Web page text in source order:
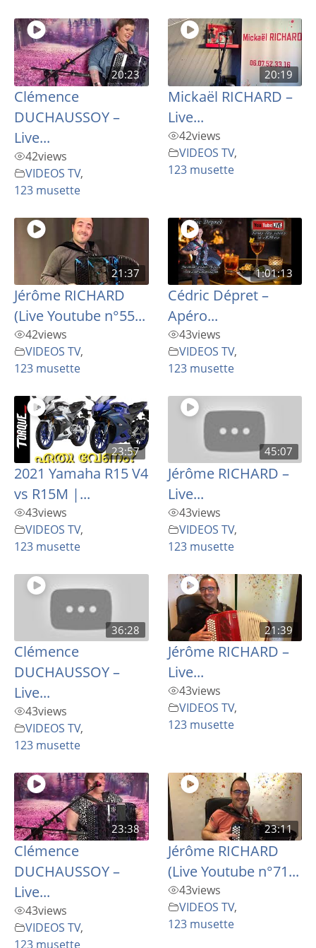
20:23
Clémence
DUCHAUSSOY –
Live...
42views
VIDEOS TV,
123 musette
20:19
Mickaël RICHARD –
Live...
42views
VIDEOS TV,
123 musette
21:37
Jérôme RICHARD
(Live Youtube n°55...
42views
VIDEOS TV,
123 musette
1:01:13
Cédric Dépret –
Apéro...
43views
VIDEOS TV,
123 musette
23:57
2021 Yamaha R15 V4
vs R15M |...
43views
VIDEOS TV,
123 musette
45:07
Jérôme RICHARD –
Live...
43views
VIDEOS TV,
123 musette
36:28
Clémence
DUCHAUSSOY –
Live...
43views
VIDEOS TV,
123 musette
21:39
Jérôme RICHARD –
Live...
43views
VIDEOS TV,
123 musette
23:38
Clémence
DUCHAUSSOY –
Live...
43views
VIDEOS TV,
123 musette
23:11
Jérôme RICHARD
(Live Youtube n°71...
43views
VIDEOS TV,
123 musette